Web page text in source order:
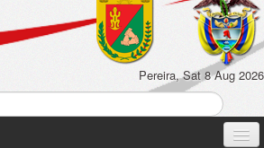
Pereira, Sat 8 Aug 2026